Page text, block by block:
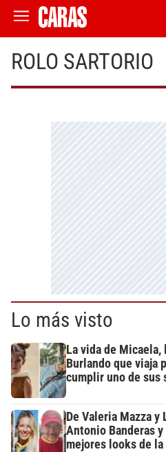
ROLO SARTORIO
Lo más visto
La vida de Micaela,
Burlando que viaja
cumplir uno de sus
De Valeria Mazza
Antonio Banderas
mejores looks de